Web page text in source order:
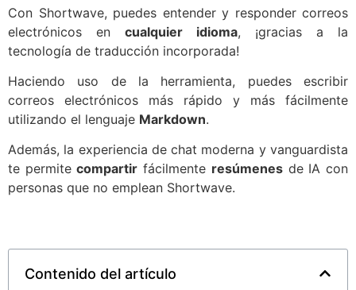
Con Shortwave, puedes entender y responder correos
electrónicos en cualquier idioma, ¡gracias a la
tecnología de traducción incorporada!
Haciendo uso de la herramienta, puedes escribir
correos electrónicos más rápido y más fácilmente
utilizando el lenguaje Markdown.
Además, la experiencia de chat moderna y vanguardista
te permitecompartir fácilmente resúmenesde IA con
personas que no emplean Shortwave.
Contenido del artículo